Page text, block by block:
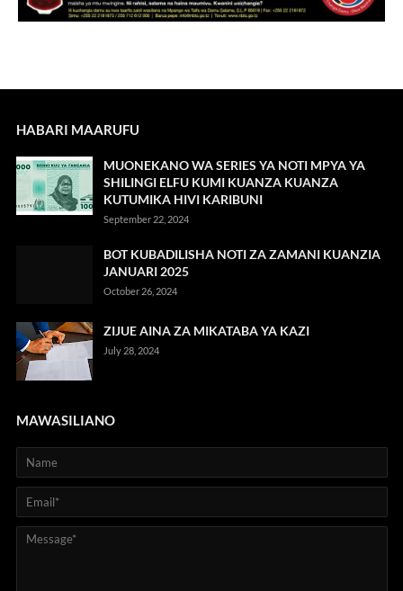
HABARI MAARUFU
MUONEKANO WA SERIES YA NOTI MPYA YA
SHILINGI ELFU KUMI KUANZA KUANZA
KUTUMIKA HIVI KARIBUNI
September 22, 2024
BOT KUBADILISHA NOTI ZA ZAMANI KUANZIA
JANUARI 2025
October 26, 2024
ZIJUE AINA ZA MIKATABA YA KAZI
July 28, 2024
MAWASILIANO